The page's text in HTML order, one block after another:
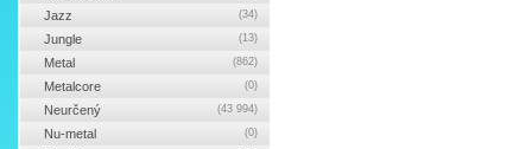
Jazz (34)
Jungle (13)
Metal (862)
Metalcore (0)
Neurčený (43 994)
Nu-metal (0)